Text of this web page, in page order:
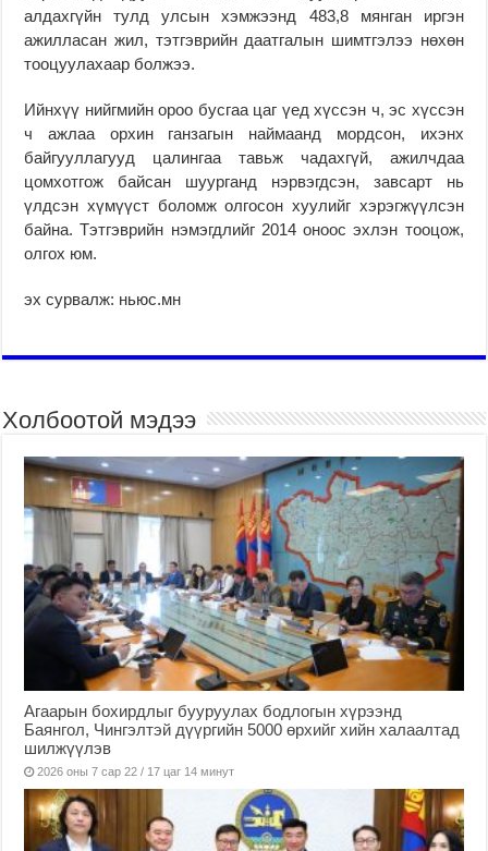
алдахгүйн тулд улсын хэмжээнд 483,8 мянган иргэн
ажилласан жил, тэтгэврийн даатгалын шимтгэлээ нөхөн
тооцуулахаар болжээ.
Ийнхүү нийгмийн ороо бусгаа цаг үед хүссэн ч, эс хүссэн
ч ажлаа орхин ганзагын наймаанд мордсон, ихэнх
байгууллагууд цалингаа тавьж чадахгүй, ажилчдаа
цомхотгож байсан шуурганд нэрвэгдсэн, завсарт нь
үлдсэн хүмүүст боломж олгосон хуулийг хэрэгжүүлсэн
байна. Тэтгэврийн нэмэгдлийг 2014 оноос эхлэн тооцож,
олгох юм.
эх сурвалж: ньюс.мн
Холбоотой мэдээ
Агаарын бохирдлыг бууруулах бодлогын хүрээнд
Баянгол, Чингэлтэй дүүргийн 5000 өрхийг хийн халаалтад
шилжүүлэв
2026 оны 7 сар 22 / 17 цаг 14 минут